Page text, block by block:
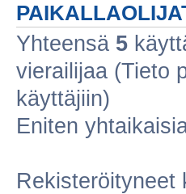
Yhteensä 5
vierailijaa (Tieto
käyttäjiin)
Eniten
Rekisteröityneet